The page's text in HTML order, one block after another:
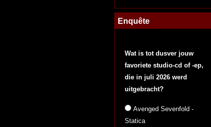
Enquête
Wat is tot dusver jouw
favoriete studio-cd of -ep,
die in juli 2026 werd
uitgebracht?
Avenged Sevenfold -
Statica